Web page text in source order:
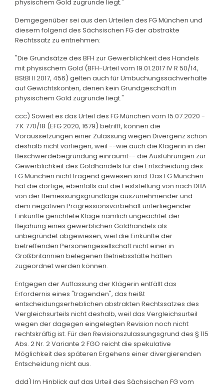
physischem Gold zugrunde liegt."
Demgegenüber sei aus den Urteilen des FG München und
diesem folgend des Sächsischen FG der abstrakte
Rechtssatz zu entnehmen:
"Die Grundsätze des BFH zur Gewerblichkeit des Handels
mit physischem Gold (BFH-Urteil vom 19.01.2017 IV R 50/14,
BStBl II 2017, 456) gelten auch für Umbuchungssachverhalte
auf Gewichtskonten, denen kein Grundgeschäft in
physischem Gold zugrunde liegt."
ccc) Soweit es das Urteil des FG München vom 15.07.2020 -
7 K 770/18 (EFG 2020, 1679) betrifft, können die
Voraussetzungen einer Zulassung wegen Divergenz schon
deshalb nicht vorliegen, weil --wie auch die Klägerin in der
Beschwerdebegründung einräumt-- die Ausführungen zur
Gewerblichkeit des Goldhandels für die Entscheidung des
FG München nicht tragend gewesen sind. Das FG München
hat die dortige, ebenfalls auf die Feststellung von nach DBA
von der Bemessungsgrundlage auszunehmender und
dem negativen Progressionsvorbehalt unterliegender
Einkünfte gerichtete Klage nämlich ungeachtet der
Bejahung eines gewerblichen Goldhandels als
unbegründet abgewiesen, weil die Einkünfte der
betreffenden Personengesellschaft nicht einer in
Großbritannien belegenen Betriebsstätte hätten
zugeordnet werden können.
Entgegen der Auffassung der Klägerin entfällt das
Erfordernis eines "tragenden", das heißt
entscheidungserheblichen abstrakten Rechtssatzes des
Vergleichsurteils nicht deshalb, weil das Vergleichsurteil
wegen der dagegen eingelegten Revision noch nicht
rechtskräftig ist. Für den Revisionszulassungsgrund des § 115
Abs. 2 Nr. 2 Variante 2 FGO reicht die spekulative
Möglichkeit des späteren Ergehens einer divergierenden
Entscheidung nicht aus.
ddd) Im Hinblick auf das Urteil des Sächsischen FG vom